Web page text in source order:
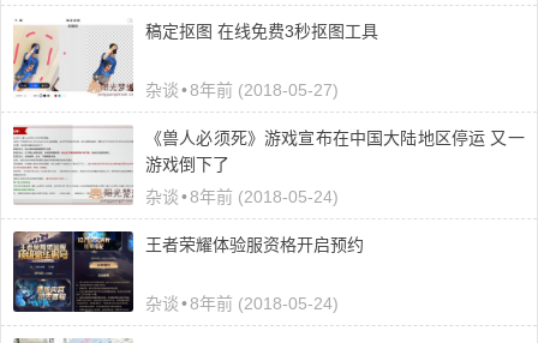
稿定抠图 在线免费3秒抠图工具
杂谈•8年前 (2018-05-27)
《兽人必须死》游戏宣布在中国大陆地区停运 又一
游戏倒下了
杂谈•8年前 (2018-05-24)
王者荣耀体验服资格开启预约
杂谈•8年前 (2018-05-24)